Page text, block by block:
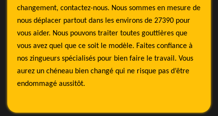
changement, contactez-nous. Nous sommes en mesure de
nous déplacer partout dans les environs de 27390 pour
vous aider. Nous pouvons traiter toutes gouttières que
vous avez quel que ce soit le modèle. Faites confiance à
nos zingueurs spécialisés pour bien faire le travail. Vous
aurez un chéneau bien changé qui ne risque pas d’être
endommagé aussitôt.